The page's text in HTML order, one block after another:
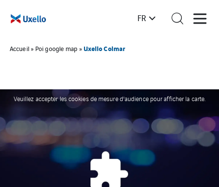
FR
Accueil» Poi google map »Uxello Colmar
Veuillez accepter les cookies de mesure d'audience pour afficher la carte.